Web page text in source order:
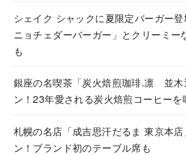
ブ
シェイク シャックに夏限定バーガー
ニョチェダーバーガー」とクリーミー
も
銀座の名喫茶「炭火焙煎珈琲.凛 並木
ン！23年愛される炭火焙煎コーヒーを
札幌の名店「成吉思汗だるま 東京本
ン！ブランド初のテーブル席も